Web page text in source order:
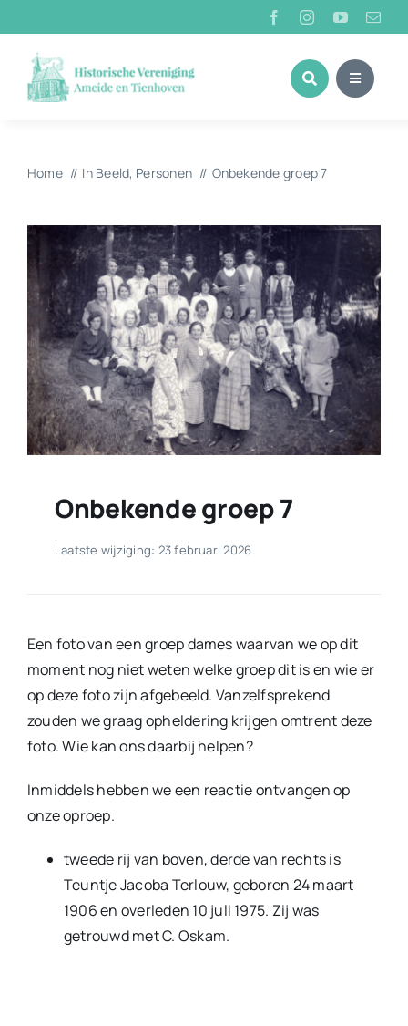
naar
inhoud
Home In Beeld Personen Onbekende groep 7
Onbekende groep 7
Laatste wijziging: 23 februari 2026
Een foto van een groep dames waarvan we op dit
moment nog niet weten welke groep dit is en wie er
op deze foto zijn afgebeeld. Vanzelfsprekend
zouden we graag opheldering krijgen omtrent deze
foto. Wie kan ons daarbij helpen?
Inmiddels hebben we een reactie ontvangen op
onze oproep.
tweede rij van boven, derde van rechts is
Teuntje Jacoba Terlouw, geboren 24 maart
1906 en overleden 10 juli 1975. Zij was
getrouwd met C. Oskam.